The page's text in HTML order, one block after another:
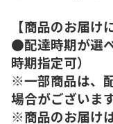
【商品のお届け
●配達時期が選
時期指定可）
※一部商品は、
場合がございます
※商品のお届け